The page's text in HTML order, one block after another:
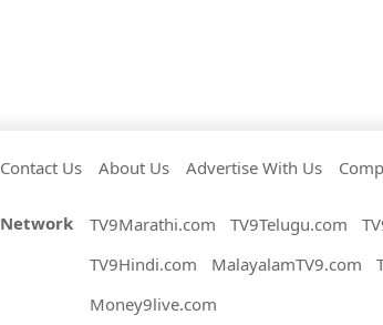
Contact Us About Us Advertise With Us
Network TV9Marathi.com TV9Telugu.com
TV9Hindi.com
MalayalamTV9.com
Money9live.com